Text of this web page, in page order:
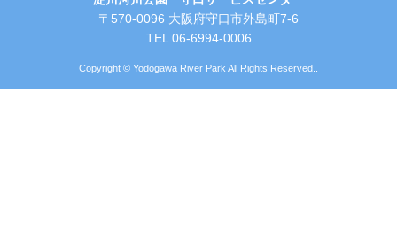
〒570-0096 大阪府守口市外島町7-6
TEL 06-6994-0006
Copyright © Yodogawa River Park All Rights Reserved..